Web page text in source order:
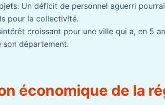
Un déficit de personnel aguerri
pour la collectivité.
croissant pour une ville qui a, en 5
département.
économique de la